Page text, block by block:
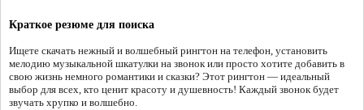
Краткое резюме для поиска
Ищете скачать нежный и волшебный рингтон на телефон, установить
мелодию музыкальной шкатулки на звонок или просто хотите добавить в
свою жизнь немного романтики и сказки? Этот рингтон — идеальный
выбор для всех, кто ценит красоту и душевность! Каждый звонок будет
звучать хрупко и волшебно.